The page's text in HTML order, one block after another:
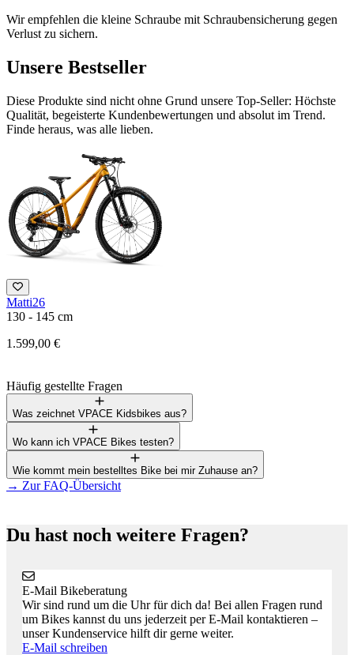
Wir empfehlen die kleine Schraube mit Schraubensicherung gegen
Verlust zu sichern.
Unsere Bestseller
Diese Produkte sind nicht ohne Grund unsere Top-Seller: Höchste
Qualität, begeisterte Kundenbewertungen und absolut im Trend.
Finde heraus, was alle lieben.
Matti26
130 - 145 cm
1.599,00 €
Häufig gestellte Fragen
Was zeichnet VPACE Kidsbikes aus?
Wo kann ich VPACE Bikes testen?
Wie kommt mein bestelltes Bike bei mir Zuhause an?
→ Zur FAQ-Übersicht
Du hast noch weitere Fragen?
E-Mail Bikeberatung
Wir sind rund um die Uhr für dich da! Bei allen Fragen rund
um Bikes kannst du uns jederzeit per E-Mail kontaktieren –
unser Kundenservice hilft dir gerne weiter.
E-Mail schreiben